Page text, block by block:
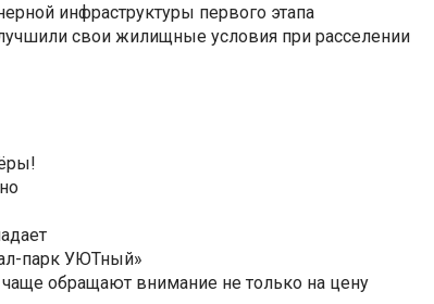
инфраструктуры первого этапа
свои жилищные условия при расселении
парк УЮТный»
обращают внимание не только на цену